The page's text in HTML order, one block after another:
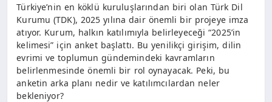
Türkiye’nin en köklü kuruluşlarından biri olan Türk Dil
Kurumu (TDK), 2025 yılına dair önemli bir projeye imza
atıyor. Kurum, halkın katılımıyla belirleyeceği “2025’in
kelimesi” için anket başlattı. Bu yenilikçi girişim, dilin
evrimi ve toplumun gündemindeki kavramların
belirlenmesinde önemli bir rol oynayacak. Peki, bu
anketin arka planı nedir ve katılımcılardan neler
bekleniyor?